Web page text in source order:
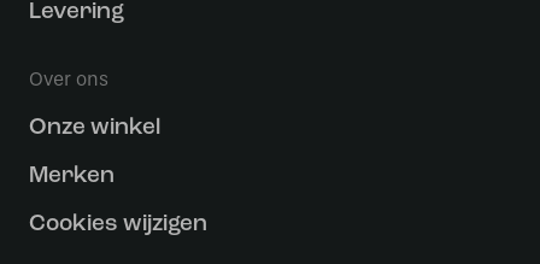
Levering
Over ons
Onze winkel
Merken
Cookies wijzigen